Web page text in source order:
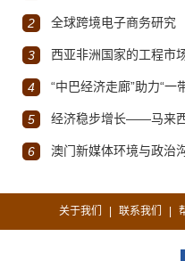
2 全球跨境电子商务研究
3 西亚非洲国家的工程市
4 “中巴经济走廊”助力“一
5 经济稳步增长——马来西亚
6 澳门新媒体环境与政治
关于我们 联系我们